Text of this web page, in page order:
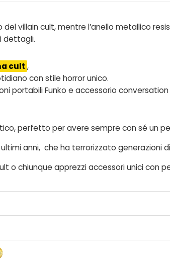
villain cult, mentre l’anello metallico
dettagli.
cult ,
con stile horror unico.
portabili Funko e accessorio
perfetto per avere sempre con sé un
anni, che ha terrorizzato generazioni
o chiunque apprezzi accessori unici con